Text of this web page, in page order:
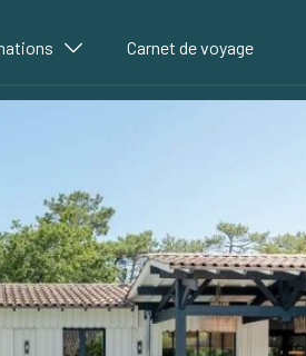
Carnet de voyage